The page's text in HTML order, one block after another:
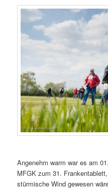
Angenehm warm war es am
MFGK zum 31.
stürmische Wind gewesen